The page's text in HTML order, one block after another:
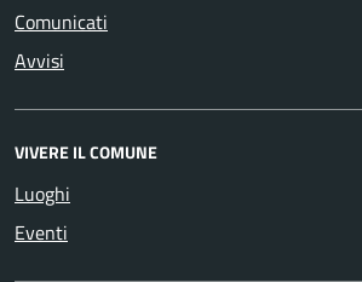
Comunicati
Avvisi
VIVERE IL COMUNE
Luoghi
Eventi